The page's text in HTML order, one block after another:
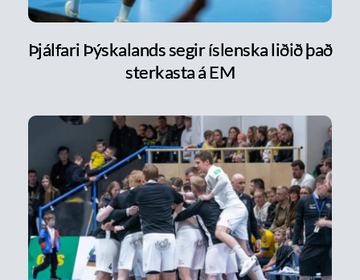
Þjálfari Þýskalands segir íslenska liðið það
sterkasta á EM